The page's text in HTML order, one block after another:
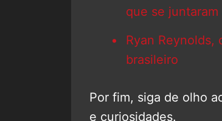
que se
Ryan Reynolds,
brasileiro
Por fim, siga de olho
e curiosidades.